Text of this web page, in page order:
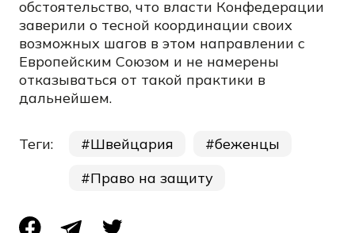
обстоятельство, что власти Конфедерации
заверили о тесной координации своих
возможных шагов в этом направлении с
Европейским Союзом и не намерены
отказываться от такой практики в
дальнейшем.
Теги: Швейцария
беженцы
Право на защиту